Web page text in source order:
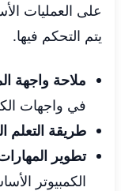
على العمليات
يتم التحكم فيها.
ملاحة واجهة
في واجهات
طريقة التعلم
تطوير
الكمبيوتر